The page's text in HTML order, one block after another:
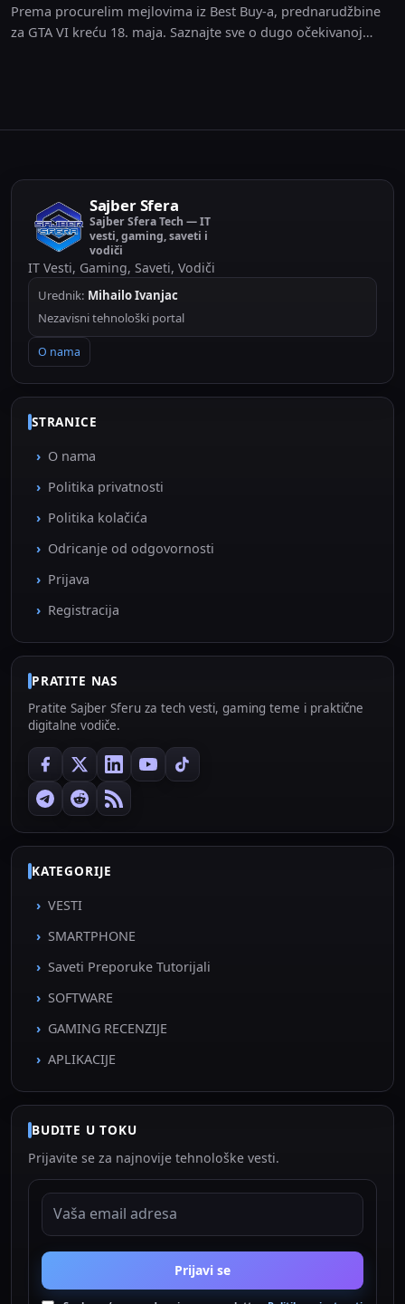
Prema procurelim mejlovima iz Best Buy-a, prednarudžbine
za GTA VI kreću 18. maja. Saznajte sve o dugo očekivanoj
Sajber Sfera
Sajber Sfera Tech — IT
vesti, gaming, saveti i
vodiči
IT Vesti, Gaming, Saveti, Vodiči
Urednik: Mihailo Ivanjac
Nezavisni tehnološki portal
O nama
STRANICE
O nama
Politika privatnosti
Politika kolačića
Odricanje od odgovornosti
Prijava
Registracija
PRATITE NAS
Pratite Sajber Sferu za tech vesti, gaming teme i praktične
digitalne vodiče.
KATEGORIJE
VESTI
SMARTPHONE
Saveti Preporuke Tutorijali
SOFTWARE
GAMING RECENZIJE
APLIKACIJE
BUDITE U TOKU
Prijavite se za najnovije tehnološke vesti.
EMAIL ADRESA
Prijavi se